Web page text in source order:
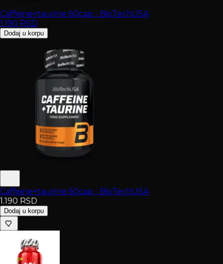
Caffeine+taurine 60cap - BioTechUSA
1.190 RSD
Dodaj u korpu
Caffeine+taurine 60cap - BioTechUSA
1.190 RSD
Dodaj u korpu